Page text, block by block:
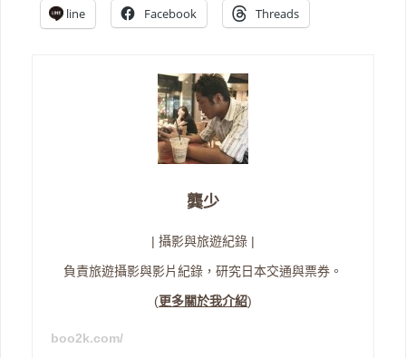
line Facebook Threads
龔少
| 攝影與旅遊紀錄 |
負責旅遊攝影與影片紀錄，研究日本交通與票券。
(更多關於我介紹)
boo2k.com/